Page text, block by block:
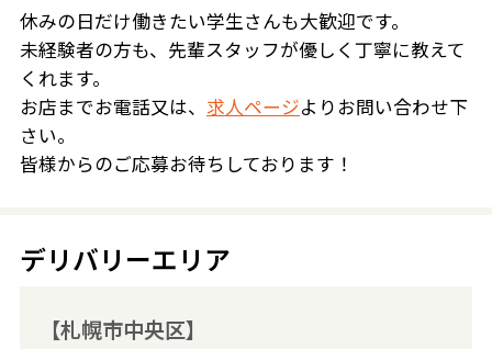
休みの日だけ働きたい学生さんも大歓迎です。
未経験者の方も、先輩スタッフが優しく丁寧に教えて
くれます。
お店までお電話又は、 求人ページよりお問い合わせ下
さい。
皆様からのご応募お待ちしております！
デリバリーエリア
【札幌市中央区】